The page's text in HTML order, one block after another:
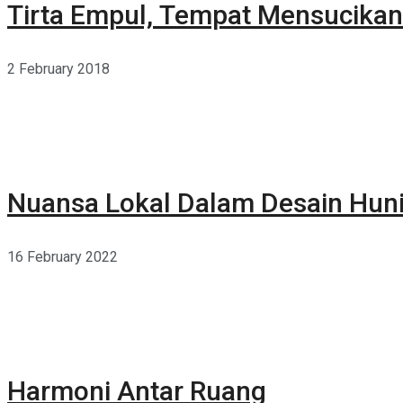
Tirta Empul, Tempat
2 February 2018
Nuansa Lokal Dalam Desain
16 February 2022
Harmoni Antar Ruang